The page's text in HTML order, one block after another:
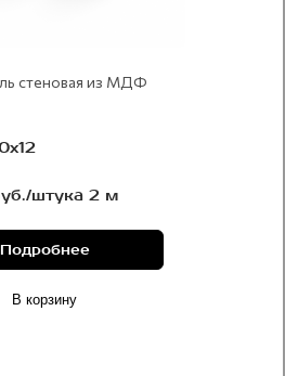
стеновая из МДФ
штука 2 м
Подробнее
В корзину